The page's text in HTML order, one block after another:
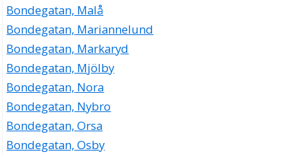
Bondegatan, Malå
Bondegatan, Mariannelund
Bondegatan, Markaryd
Bondegatan, Mjölby
Bondegatan, Nora
Bondegatan, Nybro
Bondegatan, Orsa
Bondegatan, Osby